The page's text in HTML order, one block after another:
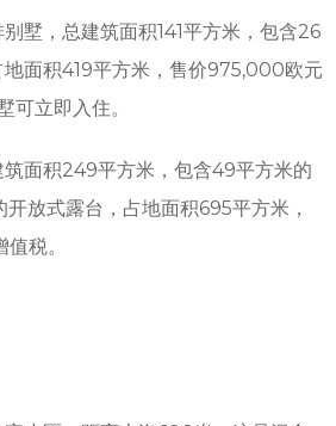
墅，总建筑面积141平方米，包含26
面积419平方米，售价975,000欧元
可立即入住。
面积249平方米，包含49平方米的
放式露台，占地面积695平方米，
税。